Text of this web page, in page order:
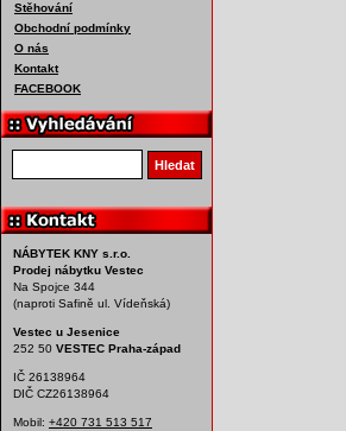
Stěhování
Obchodní podmínky
O nás
Kontakt
FACEBOOK
Hledat
NÁBYTEK KNY s.r.o.
Prodej nábytku Vestec
Na Spojce 344
(naproti Safině ul. Vídeňská)
Vestec u Jesenice
252 50 VESTEC Praha-západ
IČ 26138964
DIČ CZ26138964
Mobil: +420 731 513 517